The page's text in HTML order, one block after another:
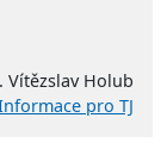
Vítězslav Holub
pro TJ